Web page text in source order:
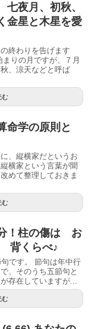
七夜月、初秋、
金星と木星を愛
終わりを告げます
りの月ですが、７月
、涼天などと呼ば
む
命学の原則と
、縦横家だというお
横家という言葉が聞
めて整理しておきま
む
！柱の傷は お
背くらべ♪
です。 節句は年中行
、そのうち五節句と
存在していますが...
む